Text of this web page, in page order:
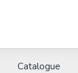
Catalogue